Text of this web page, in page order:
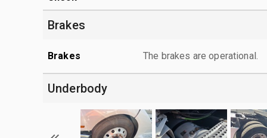
Brakes
Brakes The brakes are operational.
Underbody